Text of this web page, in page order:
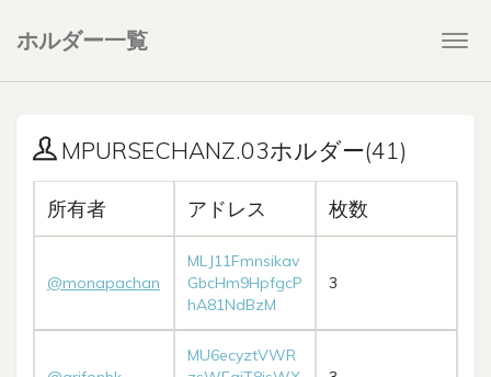
ホルダー一覧
MPURSECHANZ.03ホルダー(41)
所有者 アドレス 枚数
@monapachan
MLJ11Fmnsikav
GbcHm9HpfgcP
hA81NdBzM
3
MU6ecyztVWR